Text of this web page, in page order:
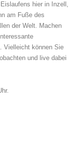
hier in Inzell,
am Fuße des
der Welt. Machen
Vielleicht können Sie
und live dabei